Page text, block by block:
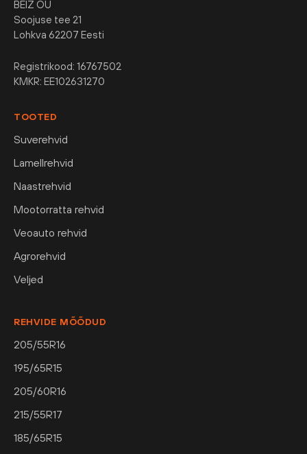
BEIZ OÜ
Soojuse tee 21
Lohkva 62207 Eesti
Registrikood: 16767502
KMKR: EE102631270
TOOTED
Suverehvid
Lamellrehvid
Naastrehvid
Mootorratta rehvid
Veoauto rehvid
Agrorehvid
Veljed
REHVIDE MÕÕDUD
205/55R16
195/65R15
205/60R16
215/55R17
185/65R15